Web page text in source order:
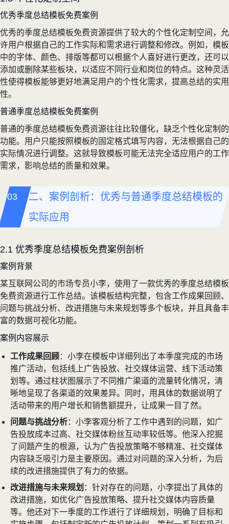
优秀季度总结模板免费案例
优秀的季度总结模板免费资源提供了较大的个性化定制空间，允
许用户根据自己的工作实际和需求进行调整和修改。例如，模板
中的字体、颜色、排版等都可以根据个人喜好进行更改，还可以
添加或删除某些板块，以适应不同行业和岗位的特点。这种灵活
性使得模板能够更好地满足用户的个性化需求，提高总结的实用
性。
普通季度总结模板免费案例
普通的季度总结模板免费资源往往比较僵化，缺乏个性化定制的
功能。用户只能按照模板的固定格式填写内容，无法根据自己的
实际情况进行调整。这就导致模板可能无法完全适应用户的工作
需求，影响总结的质量和效果。
二、案例剖析：优秀与普通季度总结模板的
实际应用
2.1 优秀季度总结模板免费案例剖析
案例背景
某互联网公司的市场专员小李，使用了一款优秀的季度总结模板
免费资源进行工作总结。该模板结构完整，包含工作成果回顾、
问题与挑战分析、改进措施与未来规划等多个板块，并且具备丰
富的数据可视化功能。
案例内容展示
工作成果回顾：小李在模板中详细列出了本季度完成的市场
推广活动，包括线上广告投放、社交媒体运营、线下活动策
划等。通过柱状图展示了不同推广渠道的流量转化情况，清
晰地呈现了各渠道的效果差异。同时，用具体的数据说明了
活动带来的用户增长和销售额提升，让成果一目了然。
问题与挑战分析：小李客观分析了工作中遇到的问题，如广
告投放成本过高、社交媒体粉丝互动率较低等。他深入挖掘
了问题产生的根源，认为广告投放策略不够精准、社交媒体
内容缺乏吸引力是主要原因。通过对问题的深入分析，为后
续的改进措施提供了有力的依据。
改进措施与未来规划 ：针对存在的问题，小李提出了具体的
改进措施，如优化广告投放策略、提升社交媒体内容质量
等。他还对下一季度的工作进行了详细规划，明确了目标和